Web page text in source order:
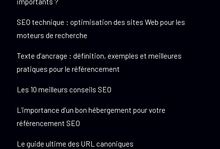
SEO technique : optimisation des sites Web pour les
moteurs de recherche
Texte d’ancrage : définition, exemples et meilleures
pratiques pour le référencement
Les 10 meilleurs conseils SEO
L’importance d’un bon hébergement pour votre
référencement SEO
Le guide ultime des URL canoniques